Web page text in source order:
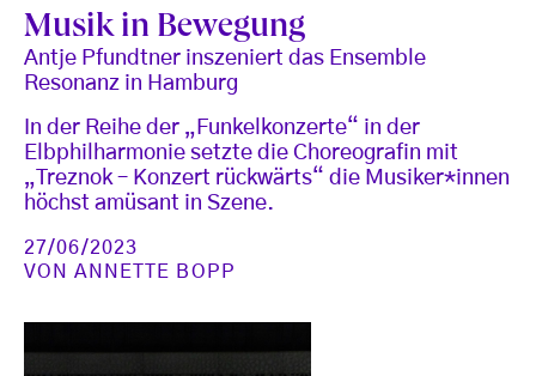
Musik in Bewegung
Antje Pfundtner inszeniert das Ensemble
Resonanz in Hamburg
In der Reihe der „Funkelkonzerte“ in der
Elbphilharmonie setzte die Choreografin mit
„Treznok – Konzert rückwärts“ die Musiker*innen
höchst amüsant in Szene.
27/06/2023
VONANNETTE BOPP